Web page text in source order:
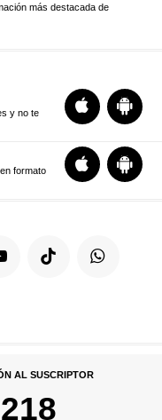
más destacada de
y no te
formato
AL SUSCRIPTOR